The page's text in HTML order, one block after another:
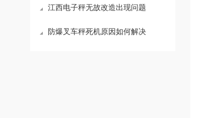
江西电子秤无故改造出现问题
防爆叉车秤死机原因如何解决